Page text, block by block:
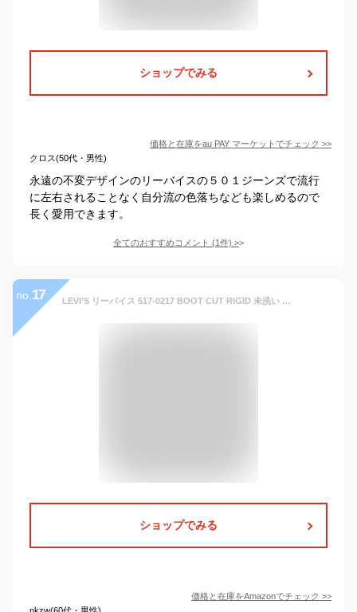
ショップでみる
価格と在庫をau PAY マーケット でチェック >>
クロス(50代・男性)
永遠の不変デザインのリーバイスの５０１ジーンズで流行
に左右されることなく自分流の色落ちなども楽しめるので
長く愛用できます。
全てのおすすめコメント (1件) >
no. 17 LEVI’S リーバイス 517-0217 BOOT CUT RIGID 未洗い リジッド ブーツカット デニムパンツ USA企画 ウエスト：W32 レングス：L32
ショップでみる
価格と在庫をAmazonでチェック >>